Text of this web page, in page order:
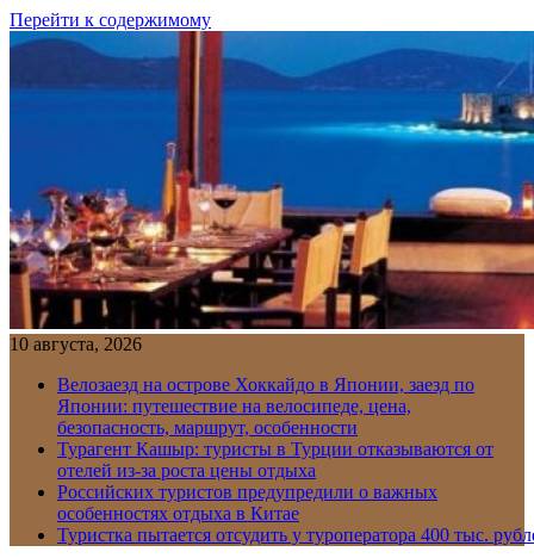
Перейти к содержимому
10 августа, 2026
Велозаезд на острове Хоккайдо в Японии, заезд по
Японии: путешествие на велосипеде, цена,
безопасность, маршрут, особенности
Турагент Кашыр: туристы в Турции отказываются от
отелей из-за роста цены отдыха
Российских туристов предупредили о важных
особенностях отдыха в Китае
Туристка пытается отсудить у туроператора 400 тыс.